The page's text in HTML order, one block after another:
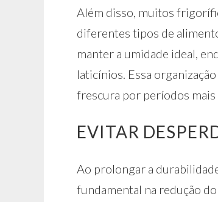
Além disso, muitos
diferentes tipos de
manter a umidade ideal,
laticínios. Essa
frescura por períodos mais
EVITAR
Ao prolongar a
fundamental na redução